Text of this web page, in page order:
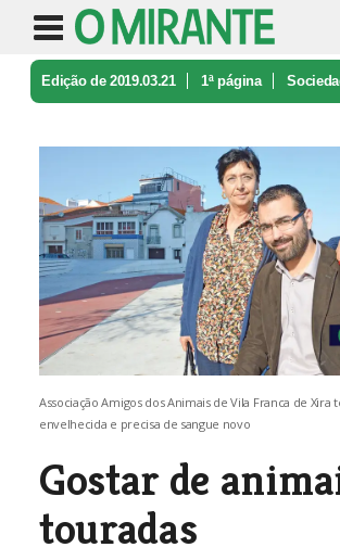
Edição de 2019.03.21 1ª página
Associação Amigos dos Animais de Vila Franca de
envelhecida e precisa de sangue novo
Gostar de
touradas